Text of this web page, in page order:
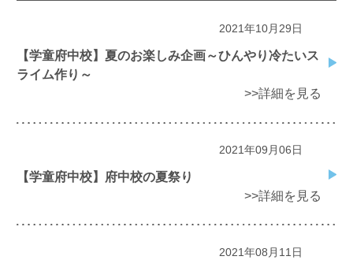
2021年10月29日
【学童府中校】夏のお楽しみ企画～ひんやり冷たいス
ライム作り～
>>詳細を見る
2021年09月06日
【学童府中校】府中校の夏祭り
>>詳細を見る
2021年08月11日